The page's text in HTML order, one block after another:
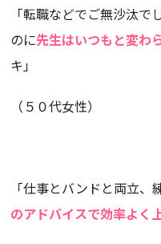
「転職などでご無沙汰
のに先生はいつもと変わ
キ」
（５０代女性）
「仕事とバンドと両立
のアドバイスで効率よく